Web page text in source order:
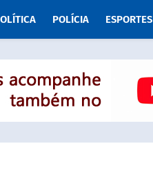
POLÍCIA ESPORTES